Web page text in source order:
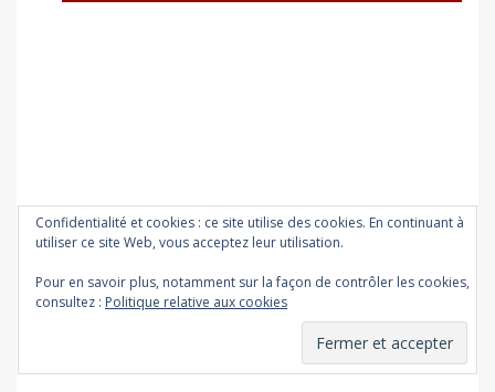
Détail. La structure supérieure a souffert des
nombreuses manipulations et devra être
Confidentialité et cookies : ce site utilise des cookies. En continuant à
utiliser ce site Web, vous acceptez leur utilisation.
Pour en savoir plus, notamment sur la façon de contrôler les cookies,
consultez : Politique relative aux cookies